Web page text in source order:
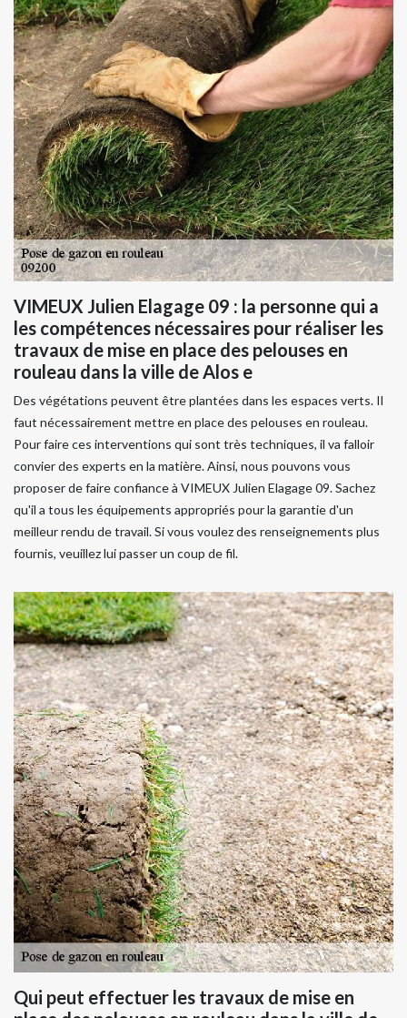
VIMEUX Julien Elagage 09 : la personne qui a
les compétences nécessaires pour réaliser les
travaux de mise en place des pelouses en
rouleau dans la ville de Alos e
Des végétations peuvent être plantées dans les espaces verts. Il
faut nécessairement mettre en place des pelouses en rouleau.
Pour faire ces interventions qui sont très techniques, il va falloir
convier des experts en la matière. Ainsi, nous pouvons vous
proposer de faire confiance à VIMEUX Julien Elagage 09. Sachez
qu'il a tous les équipements appropriés pour la garantie d'un
meilleur rendu de travail. Si vous voulez des renseignements plus
fournis, veuillez lui passer un coup de fil.
Qui peut effectuer les travaux de mise en